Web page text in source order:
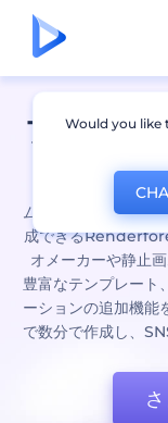
プロフェ
ムービーメーカーの
成できる
オメーカーや静止
豊富なテンプレート
ーションの追加機能
で数分で作成し、
Would you like